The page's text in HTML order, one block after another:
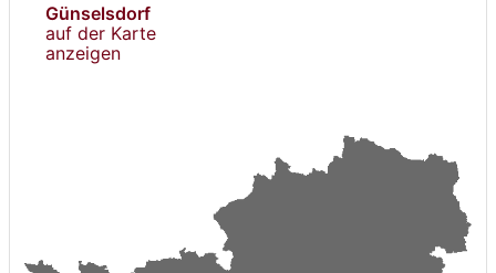
Günselsdorf
auf der Karte
anzeigen